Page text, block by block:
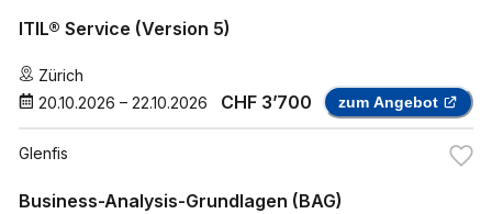
ITIL® Service (Version 5)
Zürich
20.10.2026 – 22.10.2026 CHF 3’700 zum Angebot
Glenfis
Business-Analysis-Grundlagen (BAG)